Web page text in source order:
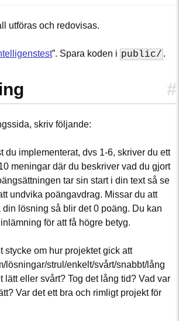
utföras och redovisas.
”. Spara koden i public/ .
#
skriv följande:
du implementerat, dvs 1-6, skriver du ett
meningar där du beskriver vad du gjort
tar sin start i din text så se
undvika poängavdrag. Missar du att
lösning så blir det 0 poäng. Du kan
för att få högre betyg.
stycke om hur projektet gick att
lösningar/strul/enkelt/svårt/snabbt/lång
lätt eller svårt? Tog det lång tid? Vad var
Var det ett bra och rimligt projekt för